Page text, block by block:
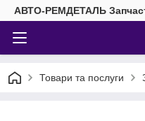
АВТО-РЕМДЕТАЛЬ
Товари та послуги